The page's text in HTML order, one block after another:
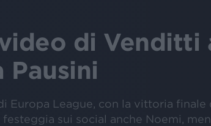
di Venditti
Pausini
Europa League, con la vittoria
sui social anche Noemi,